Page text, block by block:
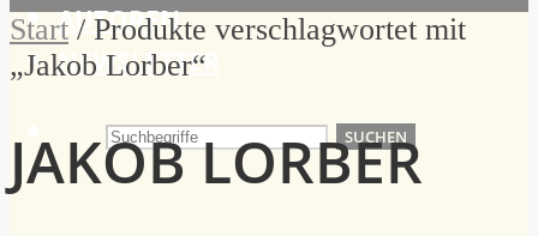
AUTOREN
NEWSLETTER
SUCHEN
Start / Produkte verschlagwortet mit
„Jakob Lorber“
JAKOB LORBER